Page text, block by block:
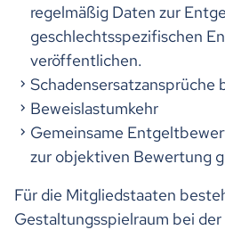
regelmäßig Daten zur
geschlechtsspezifischen
veröffentlichen.
Schadensersatzansprüche
Beweislastumkehr
Gemeinsame
zur objektiven Bewertung
Für die Mitgliedstaaten
Gestaltungsspielraum bei